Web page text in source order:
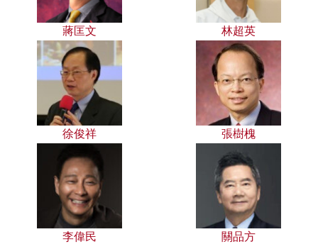
蔣匡文 林超英
徐俊祥 張樹槐
李偉民 關品方